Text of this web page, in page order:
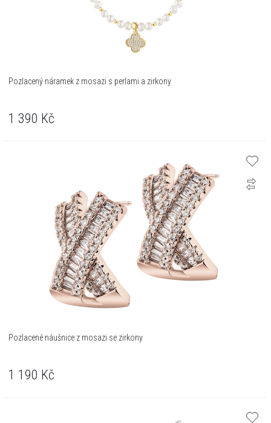
Pozlacený náramek z mosazi s perlami a zirkony
1 390 Kč
Pozlacené náušnice z mosazi se zirkony
1 190 Kč